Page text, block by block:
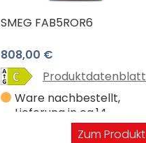
SMEG FAB5ROR6
808,00 €
Produktdatenblatt
Ware nachbestellt,
Lieferung in ca.14
WerktagenZum Produkt